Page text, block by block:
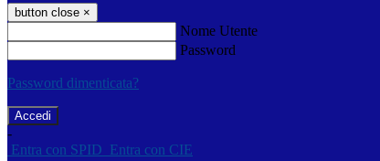
button close ×
Nome Utente
Password
Password dimenticata?
-
Entra con SPID Entra con CIE